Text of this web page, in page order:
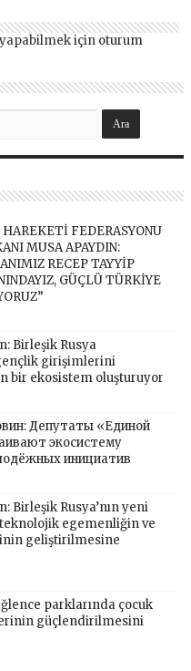
için oturum
FEDERASYONU
MUSA APAYDIN:
RECEP TAYYİP
GÜÇLÜ TÜRKİYE
Birleşik Rusya
girişimlerini
bir ekosistem oluşturuyor
Депутаты «Единой
экосистему
инициатив
Birleşik Rusya’nın yeni
egemenliğin ve
geliştirilmesine
parklarında çocuk
güçlendirilmesini